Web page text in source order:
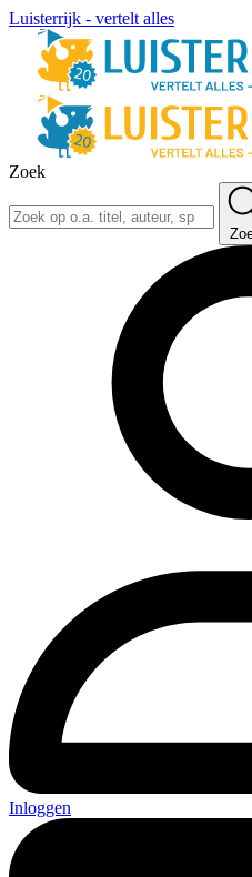
Luisterrijk - vertelt alles
Zoek
Inloggen